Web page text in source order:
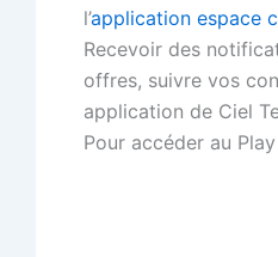
l’application espace
Recevoir des
offres, suivre vos
application de Ciel
Pour accéder au